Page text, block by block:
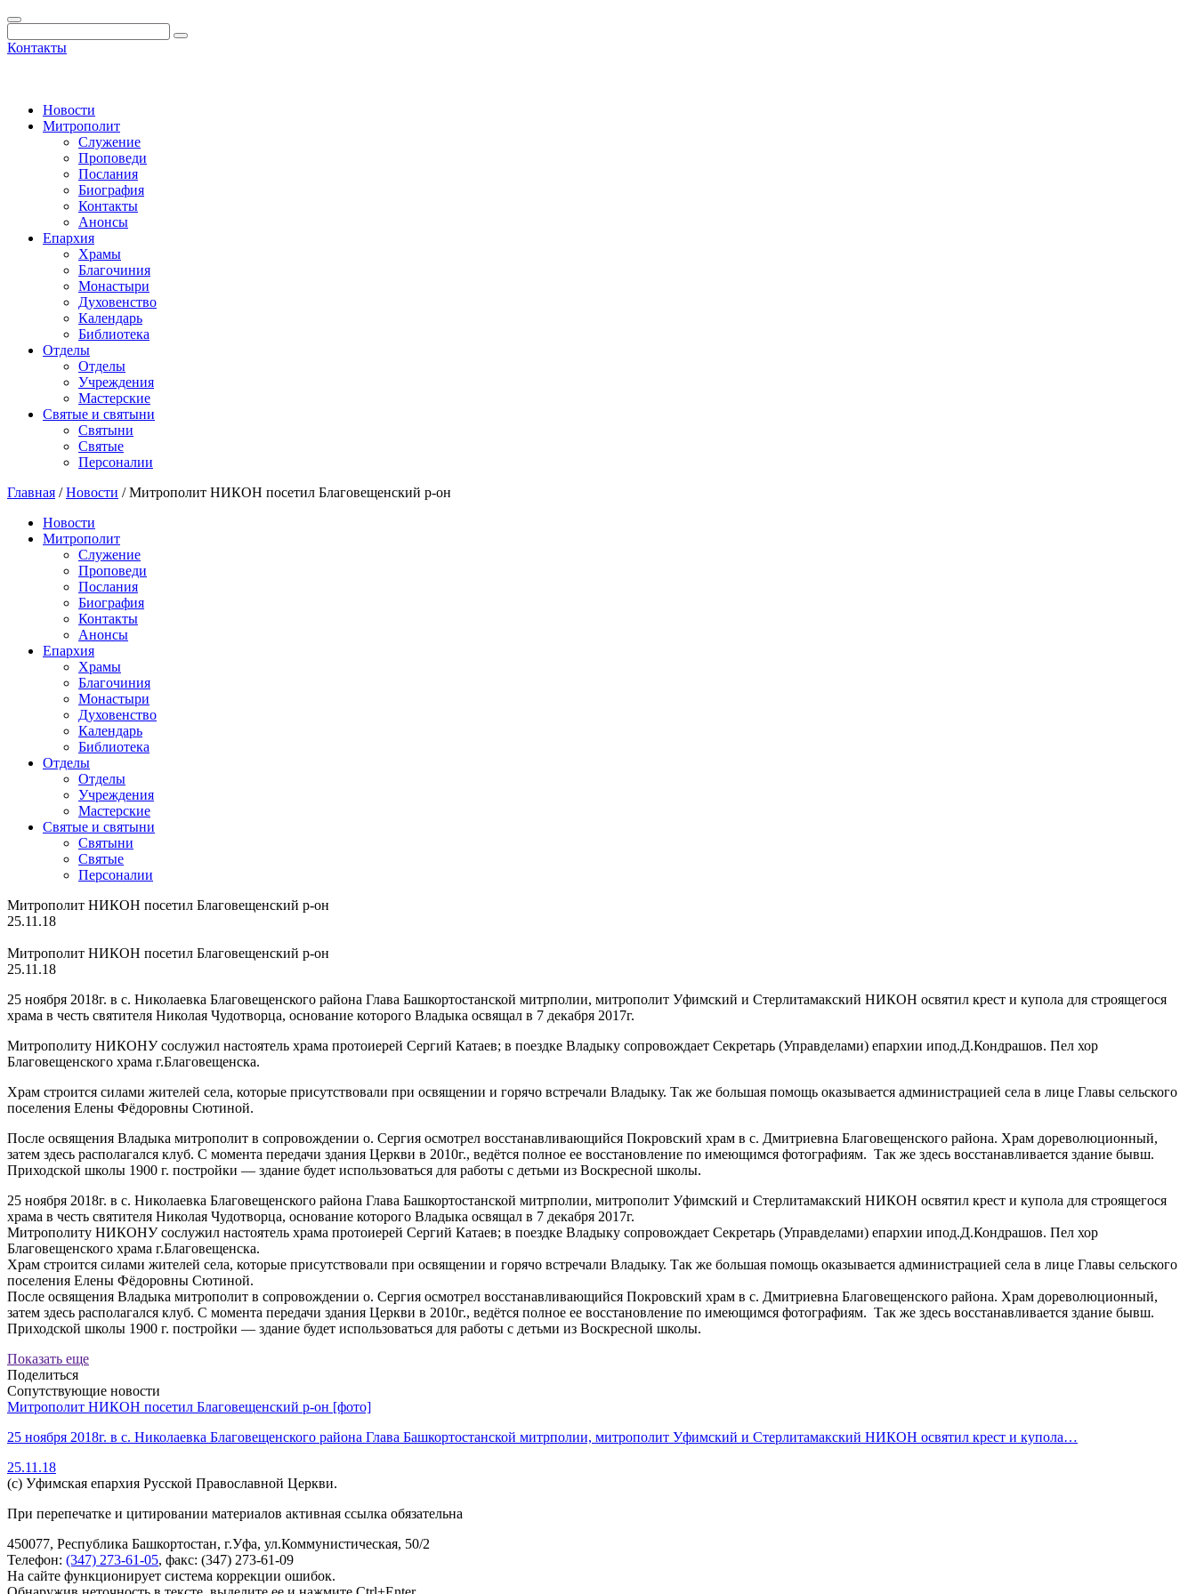
Контакты
Новости
Митрополит
Служение
Проповеди
Послания
Биография
Контакты
Анонсы
Епархия
Храмы
Благочиния
Монастыри
Духовенство
Календарь
Библиотека
Отделы
Отделы
Учреждения
Мастерские
Святые и святыни
Cвятыни
Cвятые
Персоналии
Главная /Новости /Митрополит НИКОН посетил Благовещенский р-он
Новости
Митрополит
Служение
Проповеди
Послания
Биография
Контакты
Анонсы
Епархия
Храмы
Благочиния
Монастыри
Духовенство
Календарь
Библиотека
Отделы
Отделы
Учреждения
Мастерские
Святые и святыни
Cвятыни
Cвятые
Персоналии
Митрополит НИКОН посетил Благовещенский р-он
25.11.18
Митрополит НИКОН посетил Благовещенский р-он
25.11.18
25 ноября 2018г. в с. Николаевка Благовещенского района Глава Башкортостанской митрполии, митрополит Уфимский и Стерлитамакский НИКОН освятил крест и купола для строящегося
храма в честь святителя Николая Чудотворца, основание которого Владыка освящал в 7 декабря 2017г.
Митрополиту НИКОНУ сослужил настоятель храма протоиерей Сергий Катаев; в поездке Владыку сопровождает Секретарь (Управделами) епархии ипод.Д.Кондрашов. Пел хор
Благовещенского храма г.Благовещенска.
Храм строится силами жителей села, которые присутствовали при освящении и горячо встречали Владыку. Так же большая помощь оказывается администрацией села в лице Главы сельского
поселения Елены Фёдоровны Сютиной.
После освящения Владыка митрополит в сопровождении о. Сергия осмотрел восстанавливающийся Покровский храм в с. Дмитриевна Благовещенского района. Храм дореволюционный,
затем здесь располагался клуб. С момента передачи здания Церкви в 2010г., ведётся полное ее восстановление по имеющимся фотографиям. Так же здесь восстанавливается здание бывш.
Приходской школы 1900 г. постройки — здание будет использоваться для работы с детьми из Воскресной школы.
25 ноября 2018г. в с. Николаевка Благовещенского района Глава Башкортостанской митрполии, митрополит Уфимский и Стерлитамакский НИКОН освятил крест и купола для строящегося
храма в честь святителя Николая Чудотворца, основание которого Владыка освящал в 7 декабря 2017г.
Митрополиту НИКОНУ сослужил настоятель храма протоиерей Сергий Катаев; в поездке Владыку сопровождает Секретарь (Управделами) епархии ипод.Д.Кондрашов. Пел хор
Благовещенского храма г.Благовещенска.
Храм строится силами жителей села, которые присутствовали при освящении и горячо встречали Владыку. Так же большая помощь оказывается администрацией села в лице Главы сельского
поселения Елены Фёдоровны Сютиной.
После освящения Владыка митрополит в сопровождении о. Сергия осмотрел восстанавливающийся Покровский храм в с. Дмитриевна Благовещенского района. Храм дореволюционный,
затем здесь располагался клуб. С момента передачи здания Церкви в 2010г., ведётся полное ее восстановление по имеющимся фотографиям. Так же здесь восстанавливается здание бывш.
Приходской школы 1900 г. постройки — здание будет использоваться для работы с детьми из Воскресной школы.
Показать еще
Поделиться
Сопутствующие новости
Митрополит НИКОН посетил Благовещенский р-он [фото]
25 ноября 2018г. в с. Николаевка Благовещенского района Глава Башкортостанской митрполии, митрополит Уфимский и Стерлитамакский НИКОН освятил крест и купола…
25.11.18
(с) Уфимская епархия Русской Православной Церкви.
При перепечатке и цитировании материалов активная ссылка обязательна
450077, Республика Башкортостан, г.Уфа, ул.Коммунистическая, 50/2
Телефон: (347) 273-61-05, факс: (347) 273-61-09
На сайте функционирует система коррекции ошибок.